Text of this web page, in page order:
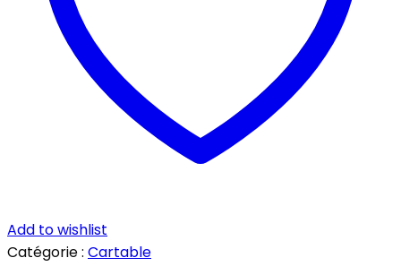
Add to wishlist
Catégorie : Cartable